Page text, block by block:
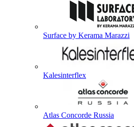
Surface by Kerama Marazzi
Kalesinterflex
Atlas Concorde Russia